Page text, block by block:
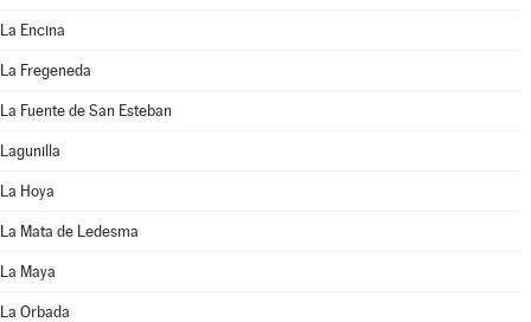
La Encina
La Fregeneda
La Fuente de San Esteban
Lagunilla
La Hoya
La Mata de Ledesma
La Maya
La Orbada